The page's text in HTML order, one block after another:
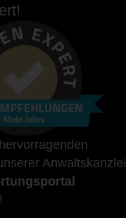
Anwaltskanzlei